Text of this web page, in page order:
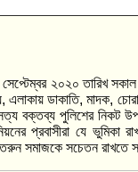
২০২০ তারিখ সকাল
ডাকাতি, মাদক,
বক্তব্য পুলিশের নিকট
প্রবাসীরা যে
তরুন সমাজকে সচেতন